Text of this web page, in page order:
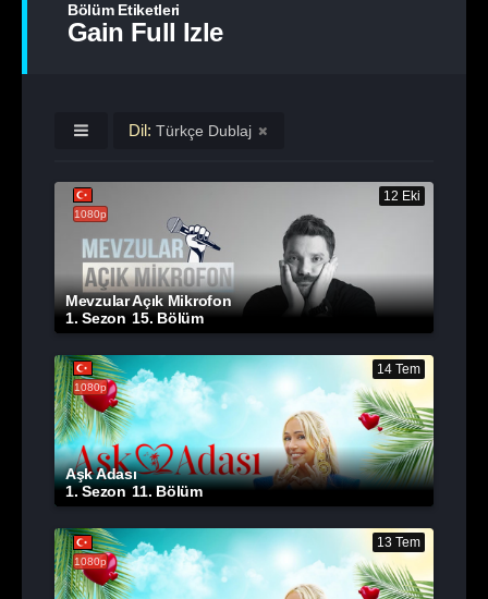
Bölüm Etiketleri
Gain Full Izle
Dil: Türkçe Dublaj
1080p
12 Eki
Mevzular Açık Mikrofon
1. Sezon 15. Bölüm
1080p
14 Tem
Aşk Adası
1. Sezon11. Bölüm
1080p
13 Tem